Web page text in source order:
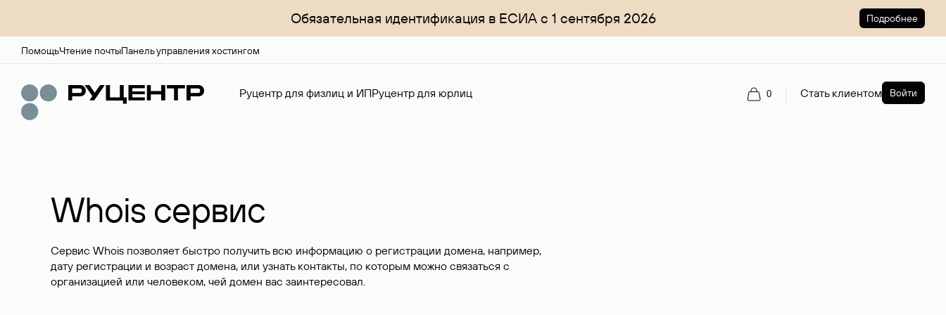
Обязательная идентификация в ЕСИА с 1 сентября 2026 Подробнее
ПомощьЧтение почтыПанель управления хостингом
Руцентр для физлиц и ИПРуцентр для юрлиц 0 Стать клиентом Войти
Whois сервис
Сервис Whois позволяет быстро получить всю информацию о регистрации домена, например,
дату регистрации и возраст домена, или узнать контакты, по которым можно связаться с
организацией или человеком, чей домен вас заинтересовал.